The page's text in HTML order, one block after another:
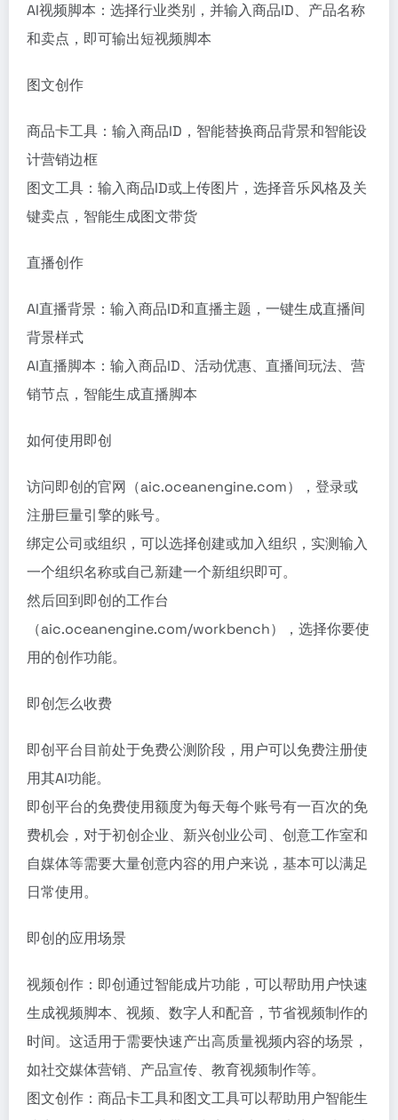
AI视频脚本：选择行业类别，并输入商品ID、产品名称
和卖点，即可输出短视频脚本
图文创作
商品卡工具：输入商品ID，智能替换商品背景和智能设
计营销边框
图文工具：输入商品ID或上传图片，选择音乐风格及关
键卖点，智能生成图文带货
直播创作
AI直播背景：输入商品ID和直播主题，一键生成直播间
背景样式
AI直播脚本：输入商品ID、活动优惠、直播间玩法、营
销节点，智能生成直播脚本
如何使用即创
访问即创的官网（aic.oceanengine.com），登录或
注册巨量引擎的账号。
绑定公司或组织，可以选择创建或加入组织，实测输入
一个组织名称或自己新建一个新组织即可。
然后回到即创的工作台
（aic.oceanengine.com/workbench），选择你要使
用的创作功能。
即创怎么收费
即创平台目前处于免费公测阶段，用户可以免费注册使
用其AI功能。
即创平台的免费使用额度为每天每个账号有一百次的免
费机会，对于初创企业、新兴创业公司、创意工作室和
自媒体等需要大量创意内容的用户来说，基本可以满足
日常使用。
即创的应用场景
视频创作：即创通过智能成片功能，可以帮助用户快速
生成视频脚本、视频、数字人和配音，节省视频制作的
时间。这适用于需要快速产出高质量视频内容的场景，
如社交媒体营销、产品宣传、教育视频制作等。
图文创作：商品卡工具和图文工具可以帮助用户智能生